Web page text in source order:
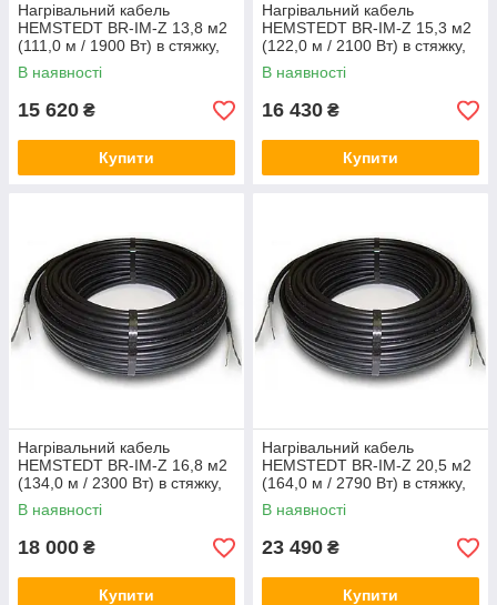
Нагрівальний кабель
HEMSTEDT BR-IM-Z 13,8 м2
(111,0 м / 1900 Вт) в стяжку,
тепла підлога електричний
Хемштед
В наявності
15 620 ₴
Купити
Нагрівальний кабель
HEMSTEDT BR-IM-Z 15,3 м2
(122,0 м / 2100 Вт) в стяжку,
тепла підлога електричний
Хемштед
В наявності
16 430 ₴
Купити
Нагрівальний кабель
HEMSTEDT BR-IM-Z 16,8 м2
(134,0 м / 2300 Вт) в стяжку,
тепла підлога електричний
Хемштед
В наявності
18 000 ₴
Купити
Нагрівальний кабель
HEMSTEDT BR-IM-Z 20,5 м2
(164,0 м / 2790 Вт) в стяжку,
тепла підлога електричний
Хемштед
В наявності
23 490 ₴
Купити